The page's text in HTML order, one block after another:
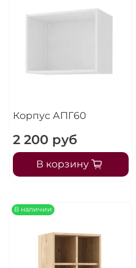
Корпус АПГ60
2 200 руб
В корзину
В наличии